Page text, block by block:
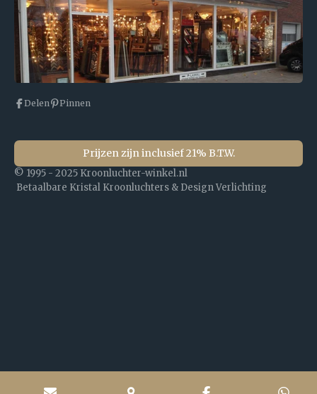
Delen Pinnen
Prijzen zijn inclusief 21% B.T.W.
© 1995 - 2025 Kroonluchter-winkel.nl
Betaalbare Kristal Kroonluchters & Design Verlichting